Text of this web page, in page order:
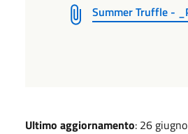
Summer Truffle -
Ultimo aggiornamento: 26